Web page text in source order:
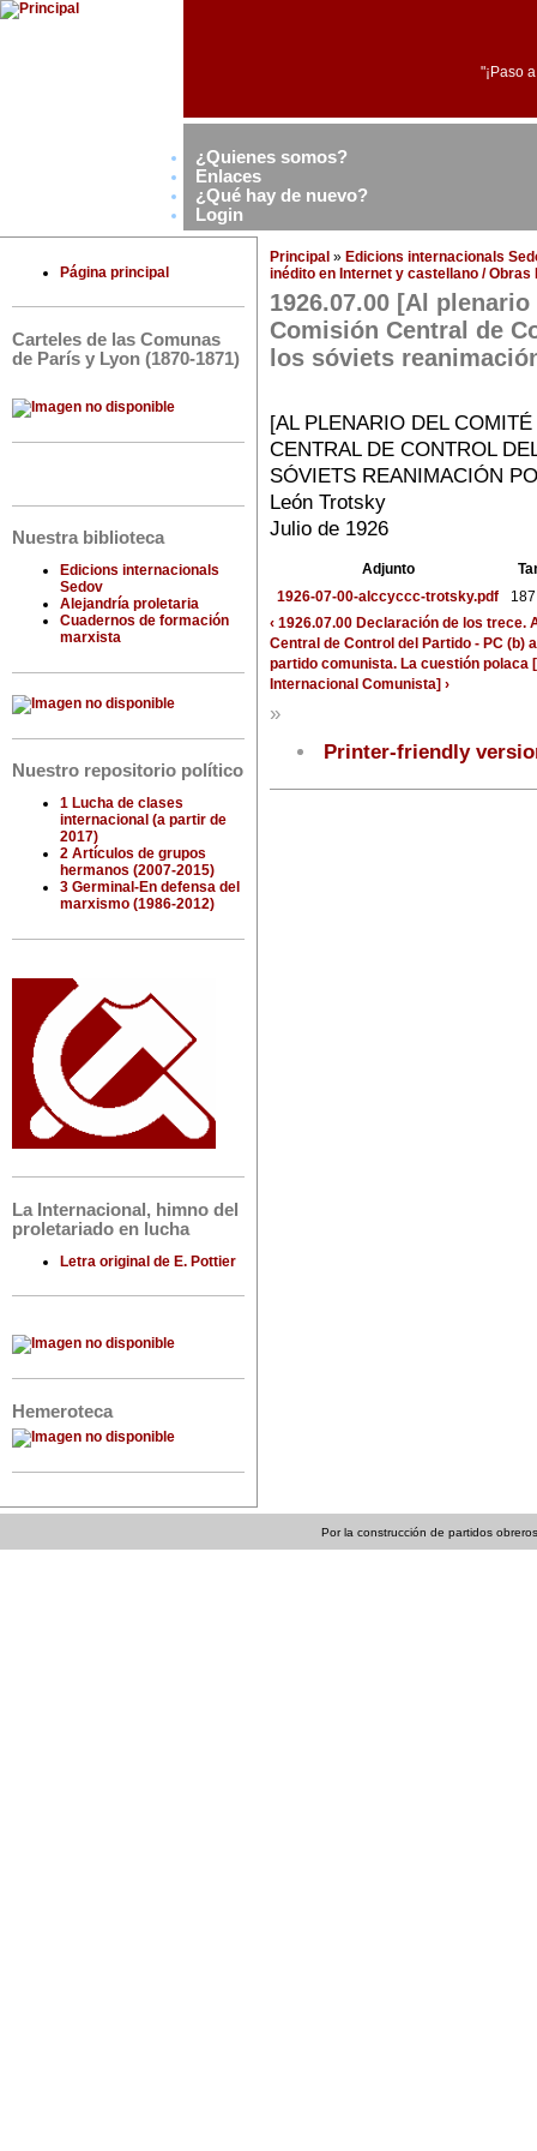
"¡Paso
¿Quienes somos?
Enlaces
¿Qué hay de nuevo?
Login
Página principal
Carteles de las Comunas
de París y Lyon (1870-1871)
Nuestra biblioteca
Edicions internacionals
Sedov
Alejandría proletaria
Cuadernos de formación
marxista
Nuestro repositorio político
1 Lucha de clases
internacional (a partir de
2017)
2 Artículos de grupos
hermanos (2007-2015)
3 Germinal-En defensa del
marxismo (1986-2012)
La Internacional, himno del
proletariado en lucha
Letra original de E. Pottier
Hemeroteca
Principal » Edicions internacionals
inédito en Internet y castellano / Obras
1926.07.00 [Al
Comisión Central de
los sóviets
[AL PLENARIO DEL
CENTRAL DE CONTROL
SÓVIETS REANIMACIÓN
León Trotsky
Julio de 1926
Adjunto
1926-07-00-alccyccc-trotsky.pdf
‹ 1926.07.00 Declaración de los
Central de Control del Partido - PC (b)
partido comunista. La cuestión polaca
Internacional Comunista] ›
»
Printer-friendly
Por la construcción de partidos